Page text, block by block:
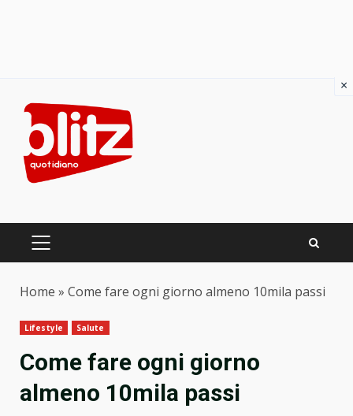
content
PRIMARY
Home » Come fare ogni giorno almeno 10mila passi
Lifestyle Salute
Come fare ogni giorno
almeno 10mila passi
×